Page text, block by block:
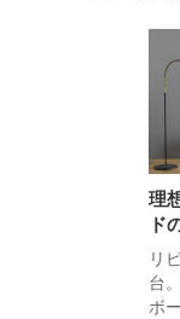
理
ド
リ
台
ボ